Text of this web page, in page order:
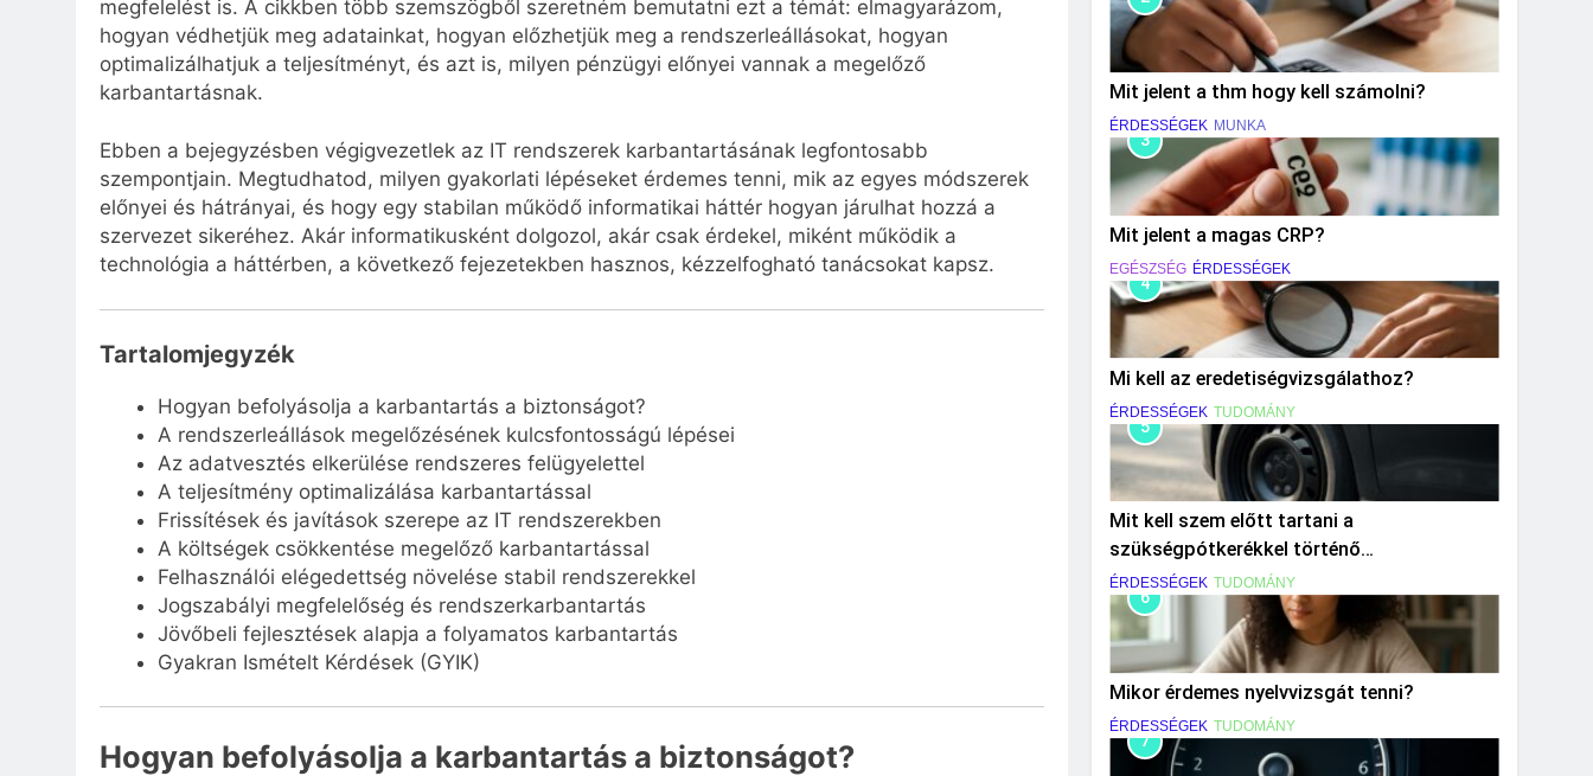
megfelelést is. A cikkben több szemszögből szeretném bemutatni ezt a témát: elmagyarázom,
hogyan védhetjük meg adatainkat, hogyan előzhetjük meg a rendszerleállásokat, hogyan
optimalizálhatjuk a teljesítményt, és azt is, milyen pénzügyi előnyei vannak a megelőző
karbantartásnak.
Ebben a bejegyzésben végigvezetlek az IT rendszerek karbantartásának legfontosabb
szempontjain. Megtudhatod, milyen gyakorlati lépéseket érdemes tenni, mik az egyes módszerek
előnyei és hátrányai, és hogy egy stabilan működő informatikai háttér hogyan járulhat hozzá a
szervezet sikeréhez. Akár informatikusként dolgozol, akár csak érdekel, miként működik a
technológia a háttérben, a következő fejezetekben hasznos, kézzelfogható tanácsokat kapsz.
Tartalomjegyzék
Hogyan befolyásolja a karbantartás a biztonságot?
A rendszerleállások megelőzésének kulcsfontosságú lépései
Az adatvesztés elkerülése rendszeres felügyelettel
A teljesítmény optimalizálása karbantartással
Frissítések és javítások szerepe az IT rendszerekben
A költségek csökkentése megelőző karbantartással
Felhasználói elégedettség növelése stabil rendszerekkel
Jogszabályi megfelelőség és rendszerkarbantartás
Jövőbeli fejlesztések alapja a folyamatos karbantartás
Gyakran Ismételt Kérdések (GYIK)
Hogyan befolyásolja a karbantartás a biztonságot?
Mit jelent a thm hogy kell számolni?
ÉRDESSÉGEK MUNKA
3
Mit jelent a magas CRP?
EGÉSZSÉG ÉRDESSÉGEK
4
Mi kell az eredetiségvizsgálathoz?
ÉRDESSÉGEK TUDOMÁNY
5
Mit kell szem előtt tartani a
szükségpótkerékkel történő
közlekedéskor?
ÉRDESSÉGEK TUDOMÁNY
6
Mikor érdemes nyelvvizsgát tenni?
ÉRDESSÉGEK TUDOMÁNY
7